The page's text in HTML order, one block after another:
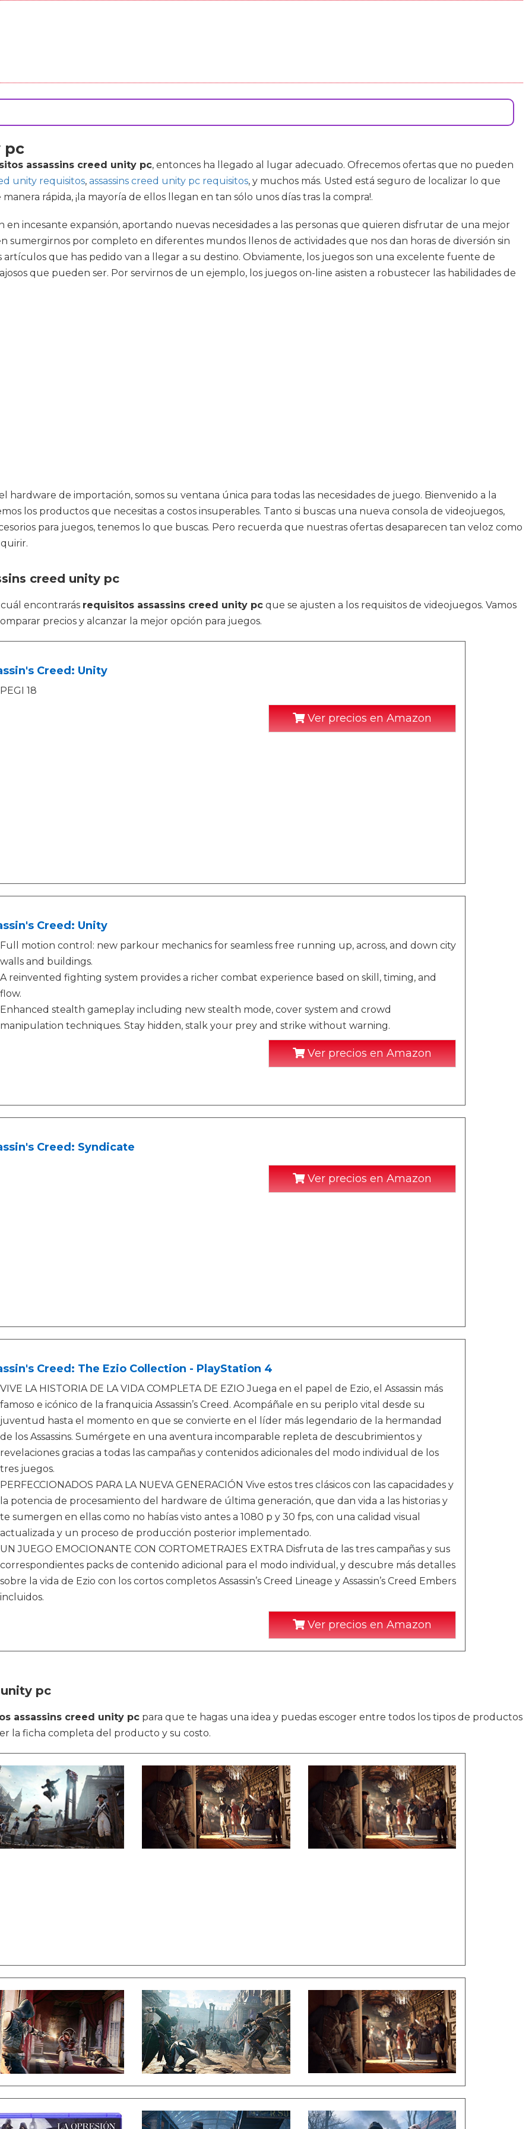
pc
assassins creed unity pc, entonces ha llegado al lugar adecuado. Ofrecemos ofertas que no pueden
unity requisitos, assassins creed unity pc requisitos, y muchos más. Usted está seguro de localizar lo que
rápida, ¡la mayoría de ellos llegan en tan sólo unos días tras la compra!.
incesante expansión, aportando nuevas necesidades a las personas que quieren disfrutar de una mejor
sumergirnos por completo en diferentes mundos llenos de actividades que nos dan horas de diversión sin
que has pedido van a llegar a su destino. Obviamente, los juegos son una excelente fuente de
que pueden ser. Por servirnos de un ejemplo, los juegos on-line asisten a robustecer las habilidades de
hardware de importación, somos su ventana única para todas las necesidades de juego. Bienvenido a la
los productos que necesitas a costos insuperables. Tanto si buscas una nueva consola de videojuegos,
para juegos, tenemos lo que buscas. Pero recuerda que nuestras ofertas desaparecen tan veloz como
creed unity pc
encontrarás requisitos assassins creed unity pc que se ajusten a los requisitos de videojuegos. Vamos
precios y alcanzar la mejor opción para juegos.
Creed: Unity
PEGI 18
Ver precios en Amazon
Creed: Unity
Full motion control: new parkour mechanics for seamless free running up, across, and down city
walls and buildings.
A reinvented fighting system provides a richer combat experience based on skill, timing, and
flow.
Enhanced stealth gameplay including new stealth mode, cover system and crowd
manipulation techniques. Stay hidden, stalk your prey and strike without warning.
Ver precios en Amazon
Creed: Syndicate
Ver precios en Amazon
Creed: The Ezio Collection - PlayStation 4
VIVE LA HISTORIA DE LA VIDA COMPLETA DE EZIO Juega en el papel de Ezio, el Assassin más
famoso e icónico de la franquicia Assassin’s Creed. Acompáñale en su periplo vital desde su
juventud hasta el momento en que se convierte en el líder más legendario de la hermandad
de los Assassins. Sumérgete en una aventura incomparable repleta de descubrimientos y
revelaciones gracias a todas las campañas y contenidos adicionales del modo individual de los
tres juegos.
PERFECCIONADOS PARA LA NUEVA GENERACIÓN Vive estos tres clásicos con las capacidades y
la potencia de procesamiento del hardware de última generación, que dan vida a las historias y
te sumergen en ellas como no habías visto antes a 1080 p y 30 fps, con una calidad visual
actualizada y un proceso de producción posterior implementado.
UN JUEGO EMOCIONANTE CON CORTOMETRAJES EXTRA Disfruta de las tres campañas y sus
correspondientes packs de contenido adicional para el modo individual, y descubre más detalles
sobre la vida de Ezio con los cortos completos Assassin’s Creed Lineage y Assassin’s Creed Embers
incluidos.
Ver precios en Amazon
pc
assassins creed unity pc para que te hagas una idea y puedas escoger entre todos los tipos de productos
la ficha completa del producto y su costo.